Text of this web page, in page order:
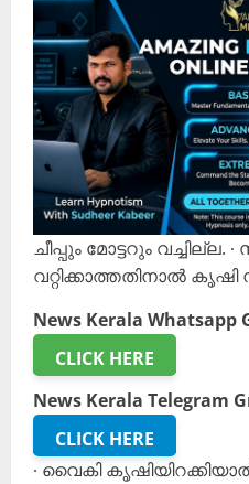
ചീപ്പും മോട്ടറും
വറ്റിക്കാത്തതിനാൽ
News Kerala
CLICK HERE
News Kerala Telegram
CLICK HERE
∙ വൈകി